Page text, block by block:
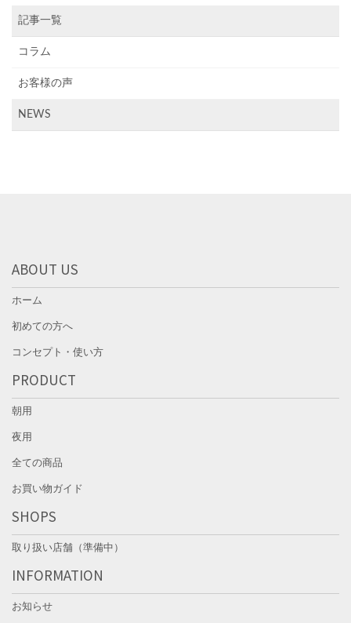
記事一覧
コラム
お客様の声
NEWS
ABOUT US
ホーム
初めての方へ
コンセプト・使い方
PRODUCT
朝用
夜用
全ての商品
お買い物ガイド
SHOPS
取り扱い店舗（準備中）
INFORMATION
お知らせ